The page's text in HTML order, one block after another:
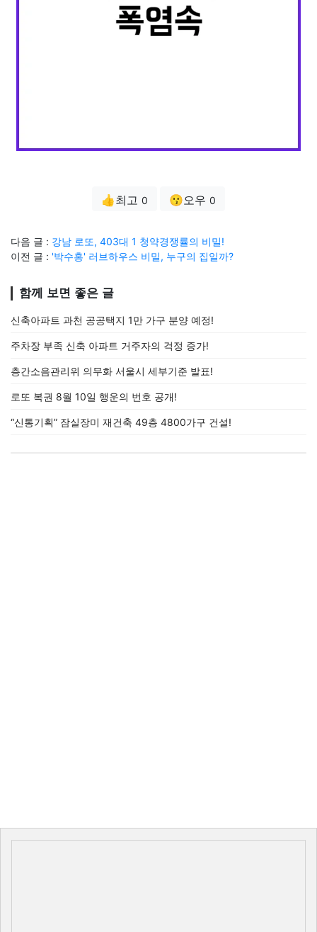
👍최고 0 😗오우 0
다음 글 : 강남 로또, 403대 1 청약경쟁률의 비밀!
이전 글 : '박수홍' 러브하우스 비밀, 누구의 집일까?
함께 보면 좋은 글
신축아파트 과천 공공택지 1만 가구 분양 예정!
주차장 부족 신축 아파트 거주자의 걱정 증가!
층간소음관리위 의무화 서울시 세부기준 발표!
로또 복권 8월 10일 행운의 번호 공개!
“신통기획” 잠실장미 재건축 49층 4800가구 건설!